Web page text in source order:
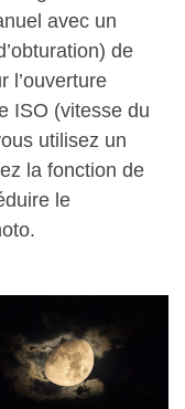
avec un
de
l’ouverture
ISO (vitesse du
utilisez un
la fonction de
le